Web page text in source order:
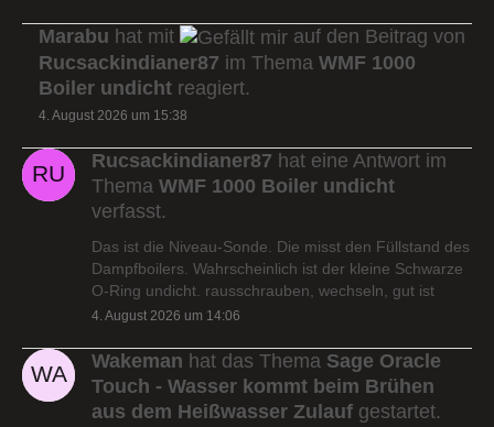
Marabu hat mit
auf den Beitrag von
Rucsackindianer87 im Thema WMF 1000
Boiler undicht reagiert.
4. August 2026 um 15:38
Rucsackindianer87 hat eine Antwort im
Thema WMF 1000 Boiler undicht
verfasst.
Das ist die Niveau-Sonde. Die misst den Füllstand des
Dampfboilers. Wahrscheinlich ist der kleine Schwarze
O-Ring undicht. rausschrauben, wechseln, gut ist
4. August 2026 um 14:06
Wakeman hat das Thema Sage Oracle
Touch - Wasser kommt beim Brühen
aus dem Heißwasser Zulauf gestartet.